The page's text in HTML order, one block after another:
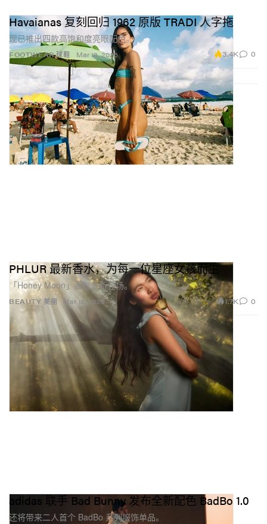
FOOTWEAR 球鞋
Havaianas 复刻回归 1962 原版 TRADI 人字拖
现已推出四款高饱和度亮眼配色。
Mar 18, 2026 3.4K 0
BEAUTY 美丽
PHLUR 最新香水，为每一位星座女孩而生
「Honey Moon」香氛全新登场。
Mar 18, 2026 1.7K 0
adidas 联手 Bad Bunny 发布全新配色 BadBo 1.0
还将带来二人首个 BadBo 系列服饰单品。